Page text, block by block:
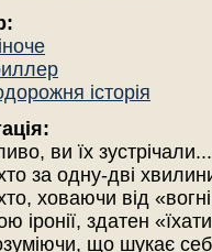
історія
ви їx зустрічали...
за одну-дві
ховаючи від
ipoнії, здатен
що шукає